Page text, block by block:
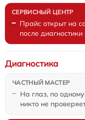
Прайс открыт на
после
На глаз, по
никто не
Диагностика